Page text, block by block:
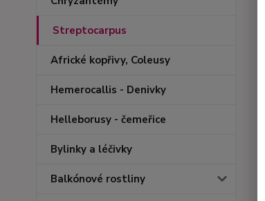
Streptocarpus
Africké kopřivy, Coleusy
Hemerocallis - Denivky
Helleborusy - čemeřice
Bylinky a léčivky
Balkónové rostliny